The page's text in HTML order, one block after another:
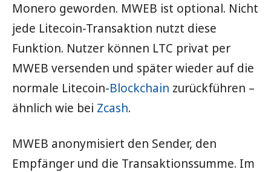
Monero geworden. MWEB ist optional. Nicht
jede Litecoin-Transaktion nutzt diese
Funktion. Nutzer können LTC privat per
MWEB versenden und später wieder auf die
normale Litecoin-Blockchain zurückführen –
ähnlich wie bei Zcash.
MWEB anonymisiert den Sender, den
Empfänger und die Transaktionssumme. Im